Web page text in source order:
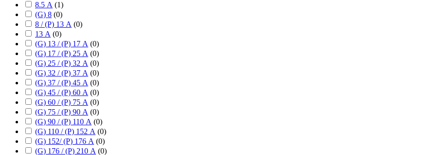
8.5 А (1)
(G) 8 (0)
8 / (P) 13 А (0)
13 А (0)
(G) 13 / (P) 17 А (0)
(G) 17 / (P) 25 А (0)
(G) 25 / (P) 32 А (0)
(G) 32 / (P) 37 А (0)
(G) 37 / (P) 45 А (0)
(G) 45 / (P) 60 А (0)
(G) 60 / (P) 75 А (0)
(G) 75 / (P) 90 А (0)
(G) 90 / (P) 110 А (0)
(G) 110 / (P) 152 А (0)
(G) 152/ (P) 176 А (0)
(G) 176 / (P) 210 А (0)